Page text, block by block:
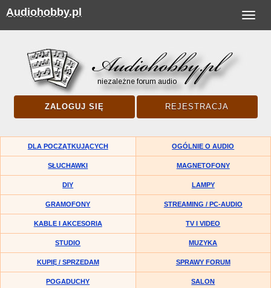
Toggle
Audiohobby.pl
ZALOGUJ SIĘ REJESTRACJA
DLA POCZĄTKUJĄCYCH OGÓLNIE O AUDIO
SŁUCHAWKI MAGNETOFONY
DIY LAMPY
GRAMOFONY STREAMING / PC-AUDIO
KABLE I AKCESORIA TV I VIDEO
STUDIO MUZYKA
KUPIĘ / SPRZEDAM SPRAWY FORUM
POGADUCHY SALON